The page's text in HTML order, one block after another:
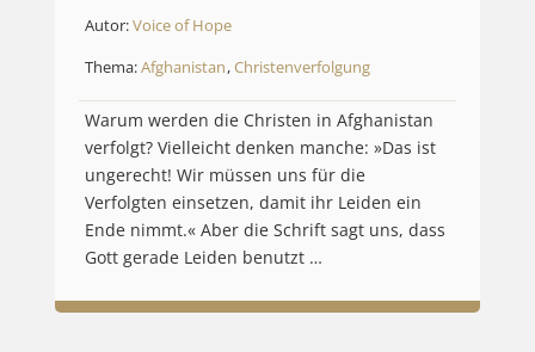
Autor:Voice of Hope
Thema:Afghanistan,Christenverfolgung
Warum werden die Christen in Afghanistan
verfolgt? Vielleicht denken manche: »Das ist
ungerecht! Wir müssen uns für die
Verfolgten einsetzen, damit ihr Leiden ein
Ende nimmt.« Aber die Schrift sagt uns, dass
Gott gerade Leiden benutzt …